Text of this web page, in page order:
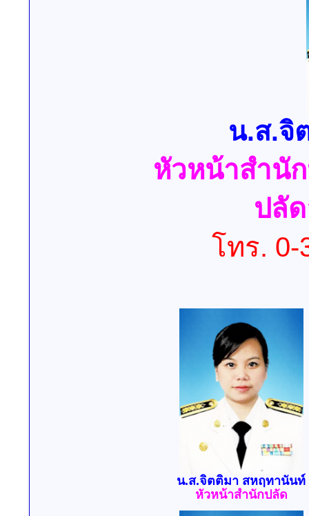
น.ส.จิ
หัวหน้าสำนั
ปลัด
โทร. 0-
น.ส.จิตติมา สหฤทานันท์
หัวหน้าสำนักปลัด